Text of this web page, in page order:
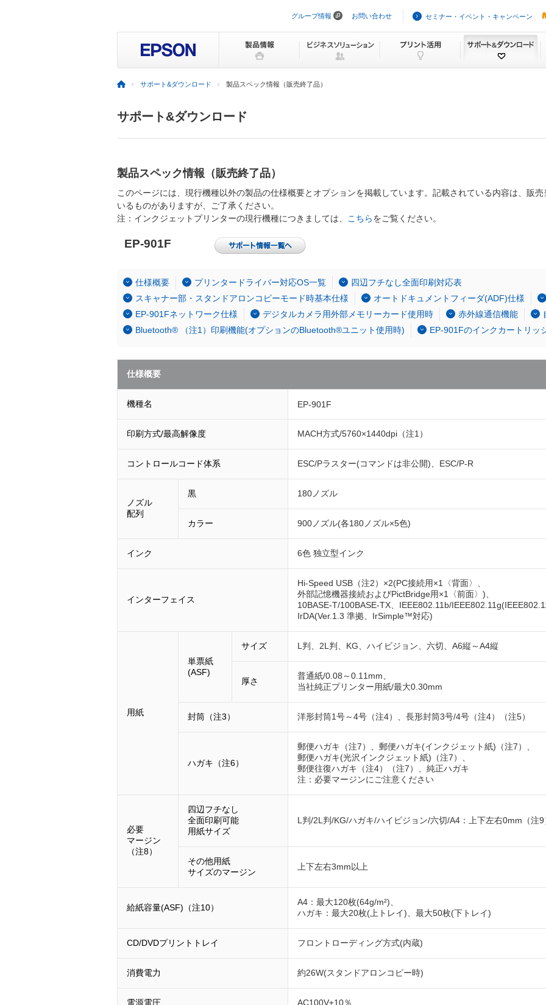
ビ
ョ
を
グループ情報 お問い合わせ セミナー・イベント・キャンペーン
サポート&ダウンロード 製品スペック情報（販売終了品）
サポート&ダウンロード
製品スペック情報（販売終了品）
このページには、現行機種以外の製品の仕様概要とオプションを掲載しています。記載されている内容は、販
いるものがありますが、ご了承ください。
注：インクジェットプリンターの現行機種につきましては、
こちらをご覧ください。
EP-901F
仕様概要 プリンタードライバー対応OS一覧
四辺フチなし全面印刷対応表
スキャナー部・スタンドアロンコピーモード時基本仕様
オートドキュメントフィーダ(ADF)仕様
EP-901Fネットワーク仕様
デジタルカメラ用外部メモリーカード使用時 赤外線通信機能
Bluetooth® （注1）印刷機能(オプションのBluetooth®ユニット使用時)
EP-901Fのインクカートリッ
仕様概要
機種名 EP-901F
印刷方式/最高解像度 MACH方式/5760×1440dpi（注1）
コントロールコード体系 ESC/Pラスター(コマンドは非公開)、ESC/P-R
ノズル
配列
黒 180ノズル
カラー 900ノズル(各180ノズル×5色)
インク 6色 独立型インク
インターフェイス
Hi-Speed USB（注2）×2(PC接続用×1〈背面〉、
外部記憶機器接続およびPictBridge用×1〈前面〉)、
10BASE-T/100BASE-TX、IEEE802.11b/
IrDA(Ver.1.3 準拠、IrSimple™対応)
用紙
単票紙
(ASF)
サイズ L判、2L判、KG、ハイビジョン、六切、A6縦～A4縦
厚さ
普通紙/0.08～0.11mm、
当社純正プリンター用紙/最大0.30mm
封筒（注3） 洋形封筒1号～4号（注4）、長形封筒3号/4号（注4）（注5）
ハガキ（注6）
郵便ハガキ（注7）、郵便ハガキ(インクジェット紙)（注7）、
郵便ハガキ(光沢インクジェット紙)（注7）、
郵便往復ハガキ（注4）（注7）、純正ハガキ
注：必要マージンにご注意ください
必要
マージン
（注8）
四辺フチなし
全面印刷可能
用紙サイズ
L判/2L判/KG/ハガキ/ハイビジョン/六切/A4：上下左右0mm（注9
その他用紙
サイズのマージン
上下左右3mm以上
給紙容量(ASF)（注10）
A4：最大120枚(64g/m²)、
ハガキ：最大20枚(上トレイ)、最大50枚(下トレイ)
CD/DVDプリントトレイ フロントローディング方式(内蔵)
消費電力 約26W(スタンドアロンコピー時)
電源電圧 AC100V±10％